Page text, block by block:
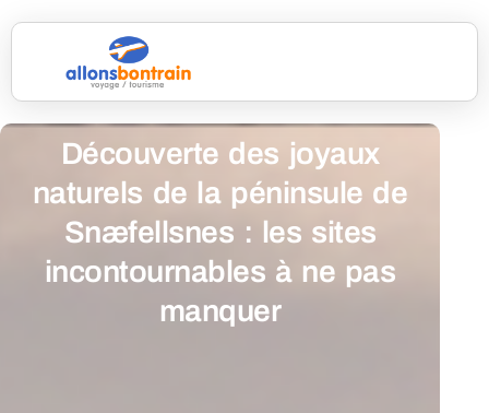
Découverte des joyaux
naturels de la péninsule de
Snæfellsnes : les sites
incontournables à ne pas
manquer